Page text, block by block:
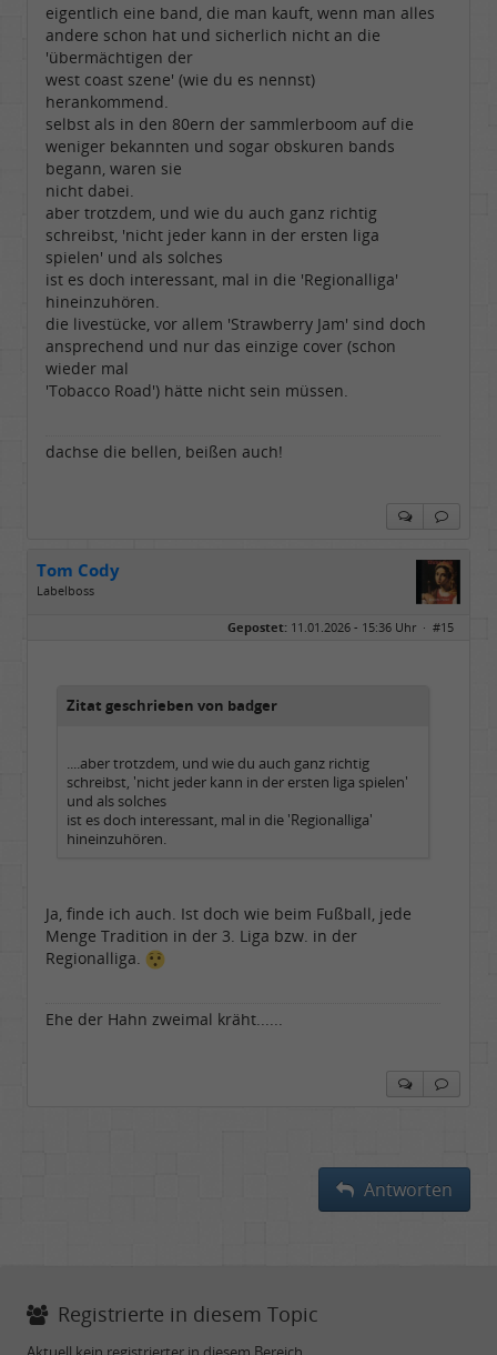
eigentlich eine band, die man kauft, wenn man alles
andere schon hat und sicherlich nicht an die
'übermächtigen der
west coast szene' (wie du es nennst)
herankommend.
selbst als in den 80ern der sammlerboom auf die
weniger bekannten und sogar obskuren bands
begann, waren sie
nicht dabei.
aber trotzdem, und wie du auch ganz richtig
schreibst, 'nicht jeder kann in der ersten liga
spielen' und als solches
ist es doch interessant, mal in die 'Regionalliga'
hineinzuhören.
die livestücke, vor allem 'Strawberry Jam' sind doch
ansprechend und nur das einzige cover (schon
wieder mal
'Tobacco Road') hätte nicht sein müssen.
dachse die bellen, beißen auch!
Tom Cody
Labelboss
Gepostet: 11.01.2026 - 15:36 Uhr · #15
Zitat geschrieben von badger
....aber trotzdem, und wie du auch ganz richtig
schreibst, 'nicht jeder kann in der ersten liga spielen'
und als solches
ist es doch interessant, mal in die 'Regionalliga'
hineinzuhören.
Ja, finde ich auch. Ist doch wie beim Fußball, jede
Menge Tradition in der 3. Liga bzw. in der
Regionalliga.
Ehe der Hahn zweimal kräht......
Antworten
Registrierte in diesem Topic